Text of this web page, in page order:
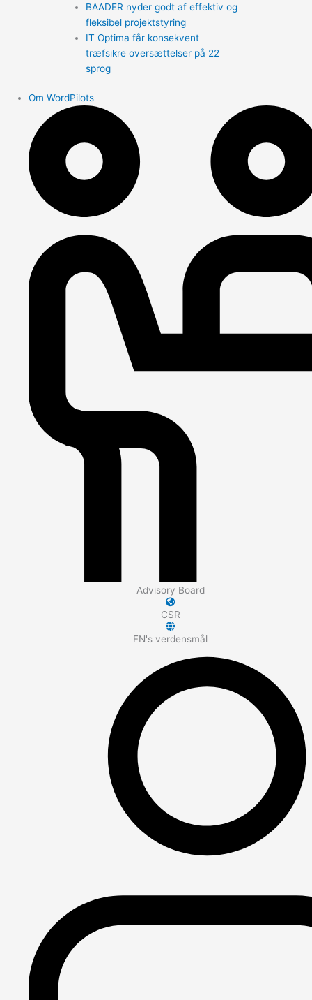
BAADER nyder godt af effektiv og
fleksibel projektstyring
IT Optima får konsekvent
træfsikre oversættelser på 22
sprog
Om WordPilots
Advisory Board
CSR
FN's verdensmål